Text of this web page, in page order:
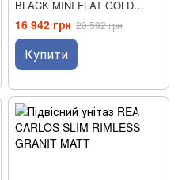
BLACK MINI FLAT GOLD
EDGE чорний
16 942 грн 20 592 грн
Купити